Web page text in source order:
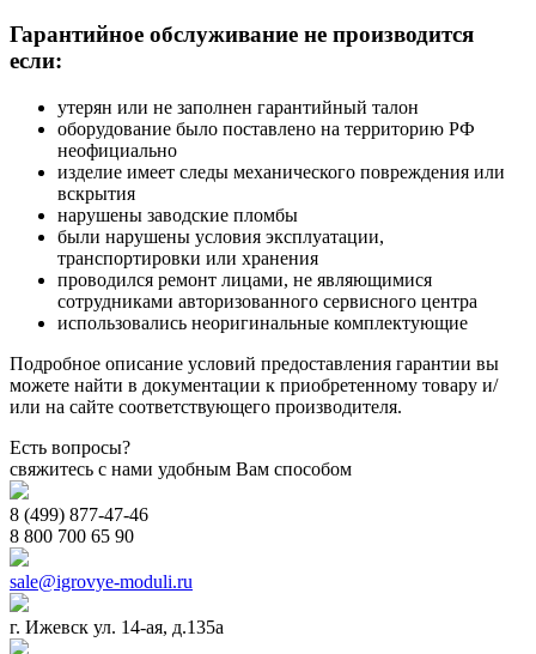
Гарантийное обслуживание не производится
если:
утерян или не заполнен гарантийный талон
оборудование было поставлено на территорию РФ
неофициально
изделие имеет следы механического повреждения или
вскрытия
нарушены заводские пломбы
были нарушены условия эксплуатации,
транспортировки или хранения
проводился ремонт лицами, не являющимися
сотрудниками авторизованного сервисного центра
использовались неоригинальные комплектующие
Подробное описание условий предоставления гарантии вы
можете найти в документации к приобретенному товару и/
или на сайте соответствующего производителя.
Есть вопросы?
свяжитесь с нами удобным Вам способом
8 (499) 877-47-46
8 800 700 65 90
sale@igrovye-moduli.ru
г. Ижевск ул. 14-ая, д.135а